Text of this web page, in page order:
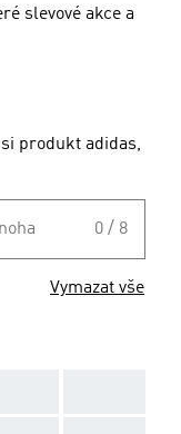
slevové akce a
produkt adidas,
0 / 8
Vymazat vše